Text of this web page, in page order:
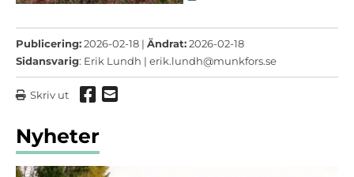
Publicering:2026-02-18 | Ändrat:2026-02-18
Sidansvarig: Erik Lundh | erik.lundh@munkfors.se
Skriv ut Dela via Facebook
Dela via mail
Nyheter